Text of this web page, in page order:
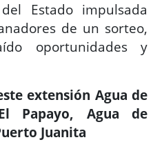
Estado impulsada
de un sorteo,
oportunidades y
extensión Agua de
Papayo, Agua de
Juanita